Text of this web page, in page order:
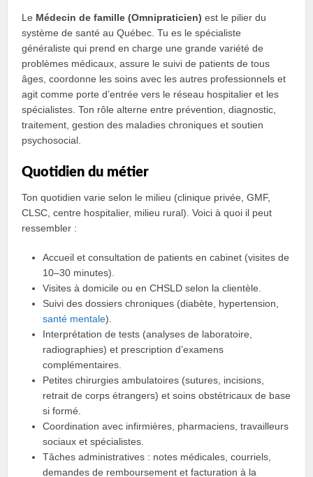
Le Médecin de famille (Omnipraticien) est le pilier du
système de santé au Québec. Tu es le spécialiste
généraliste qui prend en charge une grande variété de
problèmes médicaux, assure le suivi de patients de tous
âges, coordonne les soins avec les autres professionnels et
agit comme porte d’entrée vers le réseau hospitalier et les
spécialistes. Ton rôle alterne entre prévention, diagnostic,
traitement, gestion des maladies chroniques et soutien
psychosocial.
Quotidien du métier
Ton quotidien varie selon le milieu (clinique privée, GMF,
CLSC, centre hospitalier, milieu rural). Voici à quoi il peut
ressembler :
Accueil et consultation de patients en cabinet (visites de
10–30 minutes).
Visites à domicile ou en CHSLD selon la clientèle.
Suivi des dossiers chroniques (diabète, hypertension,
santé mentale).
Interprétation de tests (analyses de laboratoire,
radiographies) et prescription d’examens
complémentaires.
Petites chirurgies ambulatoires (sutures, incisions,
retrait de corps étrangers) et soins obstétricaux de base
si formé.
Coordination avec infirmières, pharmaciens, travailleurs
sociaux et spécialistes.
Tâches administratives : notes médicales, courriels,
demandes de remboursement et facturation à la